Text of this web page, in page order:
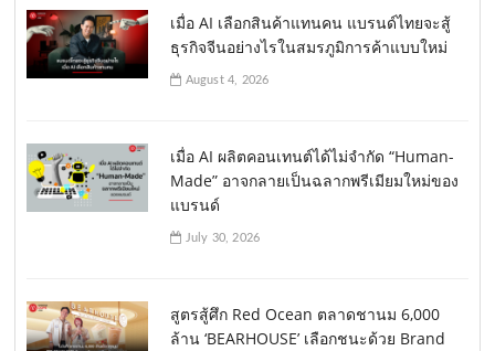
เมื่อ AI เลือกสินค้าแทนคน แบรนด์ไทยจะสู้
ธุรกิจจีนอย่างไรในสมรภูมิการค้าแบบใหม่
August 4, 2026
เมื่อ AI ผลิตคอนเทนต์ได้ไม่จำกัด “Human-
Made” อาจกลายเป็นฉลากพรีเมียมใหม่ของ
แบรนด์
July 30, 2026
สูตรสู้ศึก Red Ocean ตลาดชานม 6,000
ล้าน ‘BEARHOUSE’ เลือกชนะด้วย Brand